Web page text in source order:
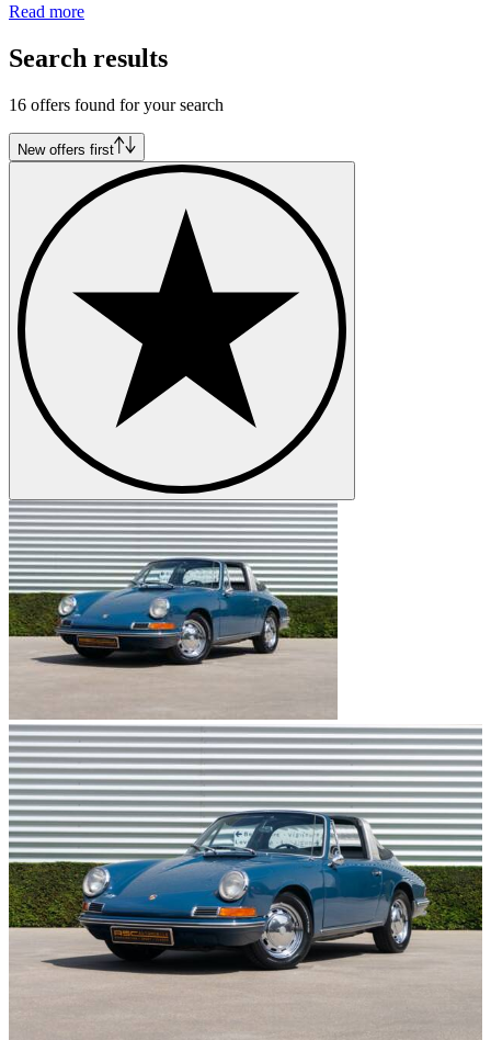
Read more
Search results
16 offers found for your search
New offers first